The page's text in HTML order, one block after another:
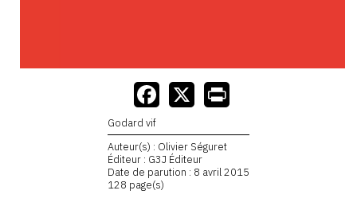
Godard vif
Auteur(s) : Olivier Séguret
Éditeur : G3J Éditeur
Date de parution : 8 avril 2015
128 page(s)